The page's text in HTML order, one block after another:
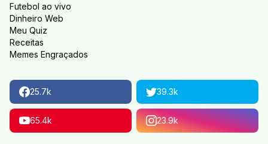
Futebol ao vivo
Dinheiro Web
Meu Quiz
Receitas
Memes Engraçados
25.7k 39.3k
65.4k 23.9k